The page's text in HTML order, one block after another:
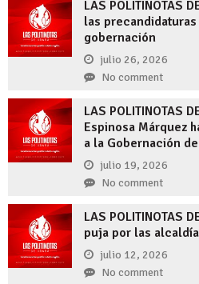
LAS POLITINOTAS
las
gobernación
julio 26, 2026
No comment
LAS POLITINOTAS
Espinosa Márquez
a la Gobernación
julio 19, 2026
No comment
LAS POLITINOTAS
puja por las
julio 12, 2026
No comment